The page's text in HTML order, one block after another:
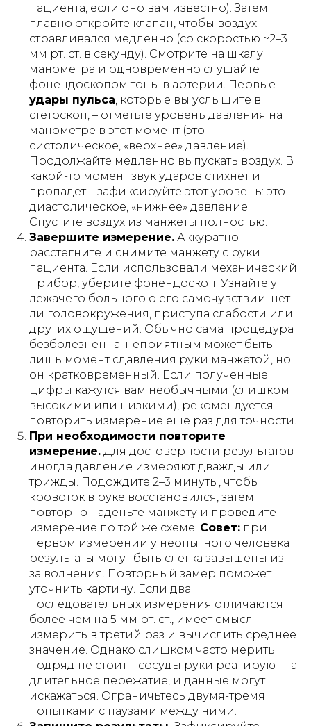
пациента, если оно вам известно). Затем
плавно откройте клапан, чтобы воздух
стравливался медленно (со скоростью ~2–3
мм рт. ст. в секунду). Смотрите на шкалу
манометра и одновременно слушайте
фонендоскопом тоны в артерии. Первые
удары пульса, которые вы услышите в
стетоскоп, – отметьте уровень давления на
манометре в этот момент (это
систолическое, «верхнее» давление).
Продолжайте медленно выпускать воздух. В
какой-то момент звук ударов стихнет и
пропадет – зафиксируйте этот уровень: это
диастолическое, «нижнее» давление.
Спустите воздух из манжеты полностью.
Завершите измерение. Аккуратно
расстегните и снимите манжету с руки
пациента. Если использовали механический
прибор, уберите фонендоскоп. Узнайте у
лежачего больного о его самочувствии: нет
ли головокружения, приступа слабости или
других ощущений. Обычно сама процедура
безболезненна; неприятным может быть
лишь момент сдавления руки манжетой, но
он кратковременный. Если полученные
цифры кажутся вам необычными (слишком
высокими или низкими), рекомендуется
повторить измерение еще раз для точности.
При необходимости повторите
измерение. Для достоверности результатов
иногда давление измеряют дважды или
трижды. Подождите 2–3 минуты, чтобы
кровоток в руке восстановился, затем
повторно наденьте манжету и проведите
измерение по той же схеме. Совет: при
первом измерении у неопытного человека
результаты могут быть слегка завышены из-
за волнения. Повторный замер поможет
уточнить картину. Если два
последовательных измерения отличаются
более чем на 5 мм рт. ст., имеет смысл
измерить в третий раз и вычислить среднее
значение​. Однако слишком часто мерить
подряд не стоит – сосуды руки реагируют на
длительное пережатие, и данные могут
искажаться. Ограничьтесь двумя-тремя
попытками с паузами между ними.